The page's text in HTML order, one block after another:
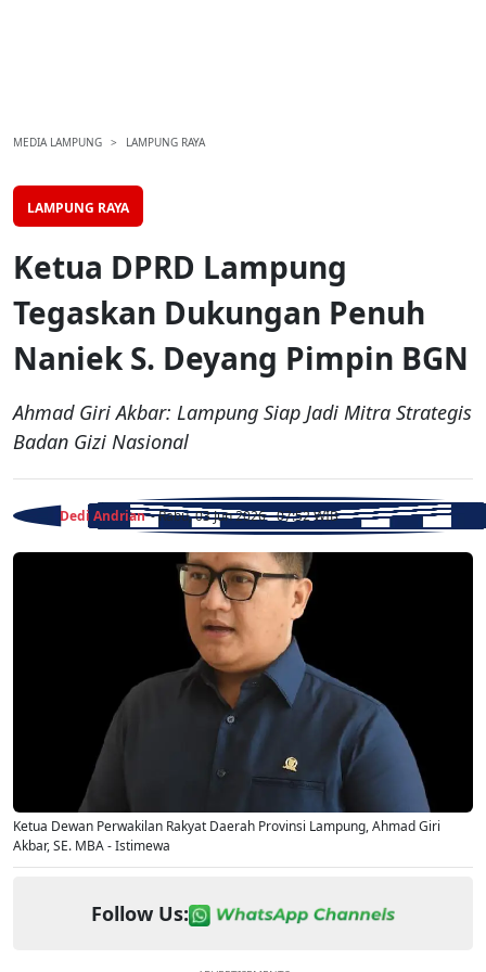
MEDIA LAMPUNG LAMPUNG RAYA
LAMPUNG RAYA
Ketua DPRD Lampung
Tegaskan Dukungan Penuh
Naniek S. Deyang Pimpin BGN
Ahmad Giri Akbar: Lampung Siap Jadi Mitra Strategis
Badan Gizi Nasional
Dedi Andrian - Rabu, 03 Jun 2026 - 07:52 WIB
Ketua Dewan Perwakilan Rakyat Daerah Provinsi Lampung, Ahmad Giri
Akbar, SE. MBA - Istimewa
Follow Us: